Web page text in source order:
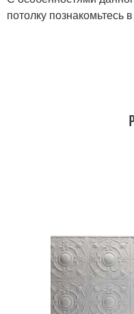
потолку познакомьтесь